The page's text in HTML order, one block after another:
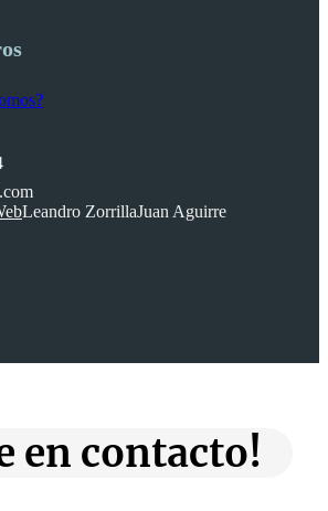
Leandro ZorrillaJuan Aguirre
en contacto!